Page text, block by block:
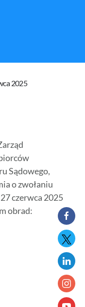
2025
Sądowego,
o zwołaniu
czerwca 2025
obrad: